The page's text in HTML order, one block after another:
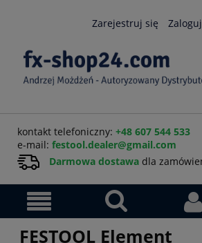
Zarejestruj się
kontakt telefoniczny: +48 607 544 533
e-mail: festool.dealer@gmail.com
Darmowa dostawa dla
FESTOOL Element